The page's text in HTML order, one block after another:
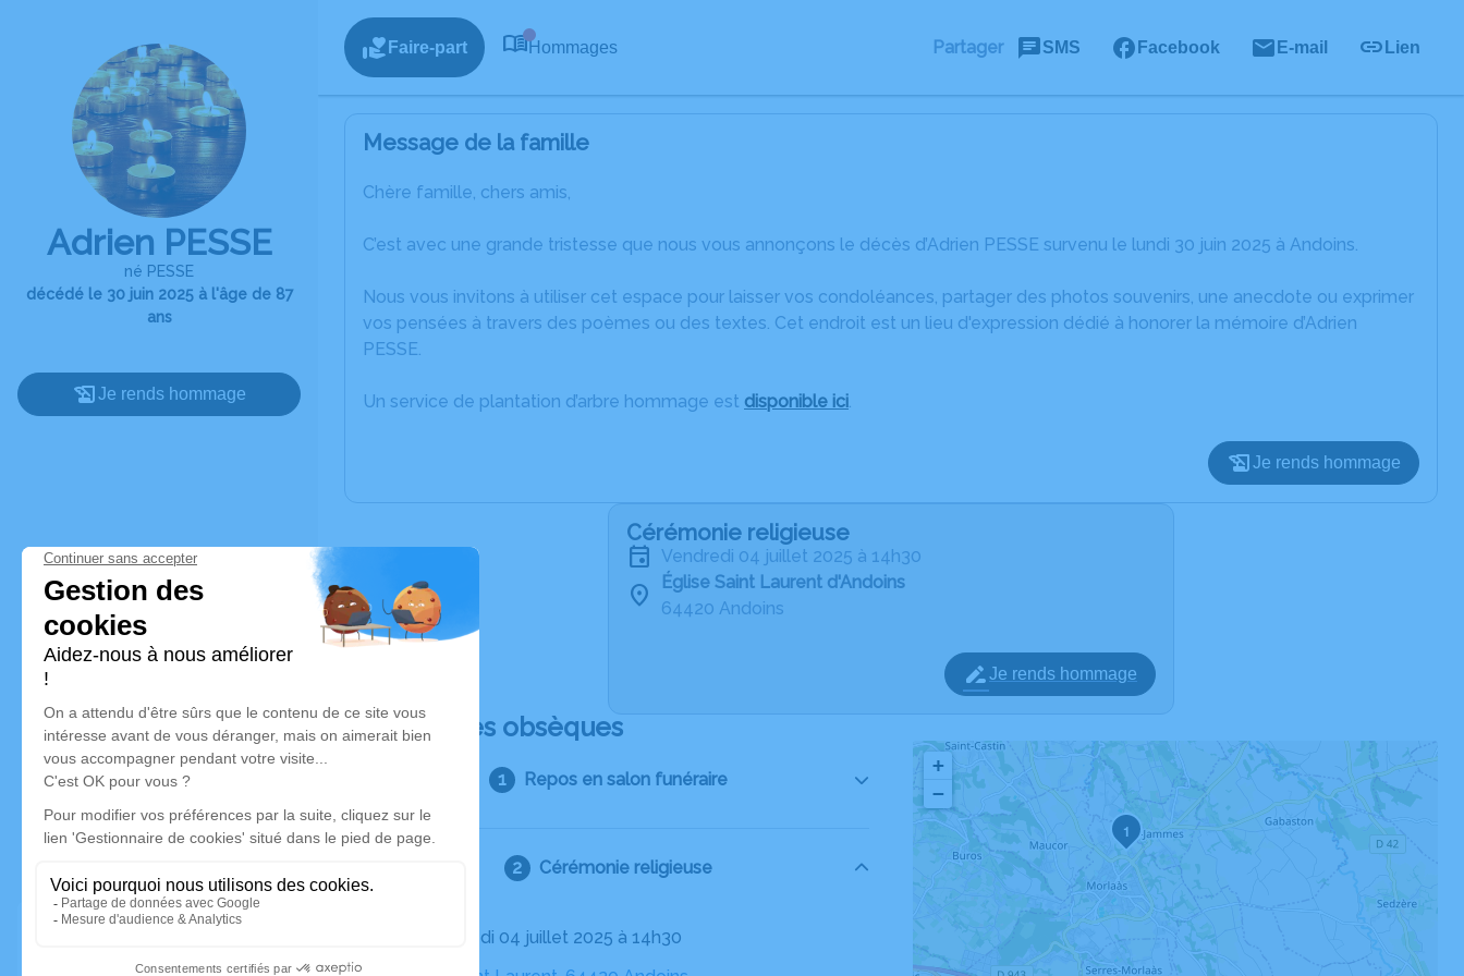
Adrien PESSE
né PESSE
décédé le 30 juin 2025 à l'âge de 87
ans
Je rends hommage
Faire-part Hommages Partager SMS Facebook E-mail Lien
Message de la famille
Chère famille, chers amis,
C’est avec une grande tristesse que nous vous annonçons le décès d’Adrien PESSE survenu le lundi 30 juin 2025 à Andoins.
Nous vous invitons à utiliser cet espace pour laisser vos condoléances, partager des photos souvenirs, une anecdote ou exprimer
vos pensées à travers des poèmes ou des textes. Cet endroit est un lieu d'expression dédié à honorer la mémoire d’Adrien
PESSE.
Un service de plantation d’arbre hommage est disponible ici.
Je rends hommage
Cérémonie religieuse
vendredi 04 juillet 2025 à 14h30
Église Saint Laurent d'Andoins
64420 Andoins
Je rends hommage
Déroulé des obsèques
Repos en salon funéraire
Cérémonie religieuse
Le vendredi 04 juillet 2025 à 14h30
1
+
−